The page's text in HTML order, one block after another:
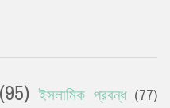
(95) ইসলামিক প্রবন্ধ (77)